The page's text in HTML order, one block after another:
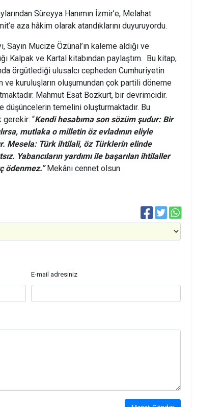
Süreyya Hanımın İzmir’e, Melahat
aza hâkim olarak atandıklarını duyuruyordu.
Sayın Mucize Özünal’ın kaleme aldığı ve
Kalpak ve Kartal kitabından paylaştım. Bu kitap,
örgütlediği ulusalcı cepheden Cumhuriyetin
ve kuruluşların oluşumundan çok partili döneme
Mahmut Esat Bozkurt, bir devrimcidir.
düşüncelerin temelini oluşturmaktadır. Bu
gerekir: “Kendi hesabıma son sözüm şudur: Bir
mutlaka o milletin öz evladının eliyle
Mesela: Türk ihtilali, öz Türklerin elinde
Yabancıların yardımı ile başarılan ihtilaller
ödenmez.”Mekânı cennet olsun
E-mail adresiniz